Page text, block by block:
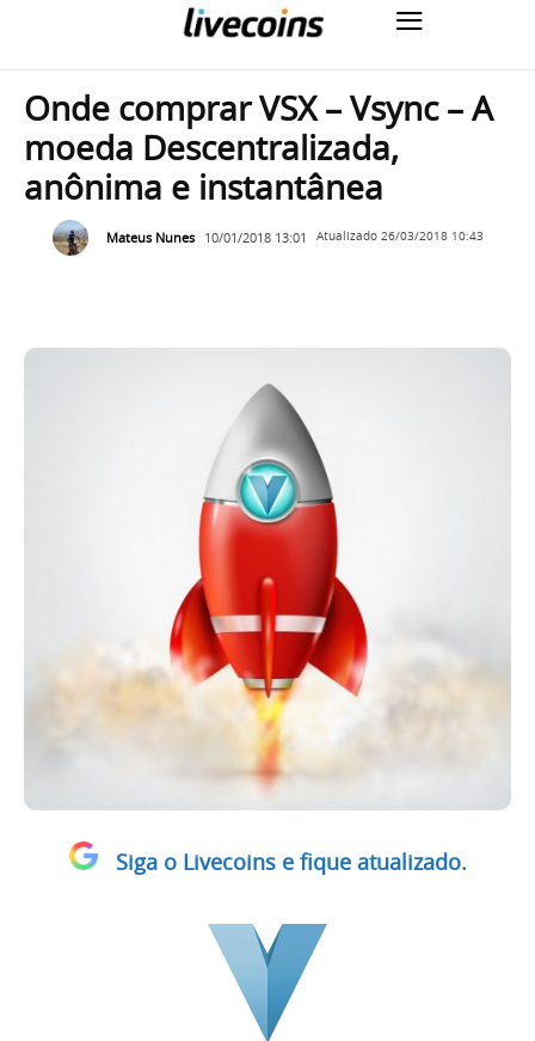
Onde comprar VSX – Vsync – A
moeda Descentralizada,
anônima e instantânea
Mateus Nunes 10/01/2018 13:01 Atualizado 26/03/2018 10:43
Siga o Livecoins e fique atualizado.